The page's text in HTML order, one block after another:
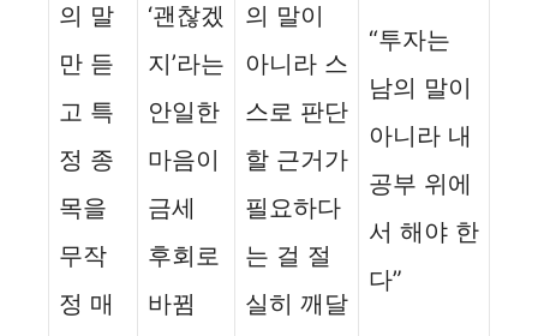
의 말
만 듣
고 특
정 종
목을
무작
정 매
‘괜찮겠
지’라는
안일한
마음이
금세
후회로
바뀜
의 말이
아니라 스
스로 판단
할 근거가
필요하다
는 걸 절
실히 깨달
“투자는
남의 말이
아니라 내
공부 위에
서 해야 한
다”